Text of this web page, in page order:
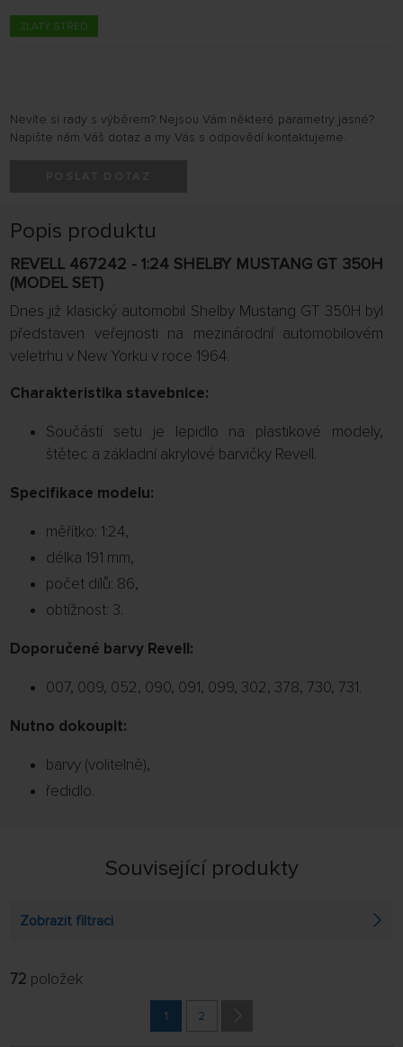
ZLATÝ STŘED
Nevíte si rady s výběrem? Nejsou Vám některé parametry jasné?
Napište nám Váš dotaz a my Vás s odpovědí kontaktujeme.
Popis produktu
REVELL 467242 - 1:24 SHELBY MUSTANG GT 350H
(MODEL SET)
Dnes již klasický automobil Shelby Mustang GT 350H byl
představen veřejnosti na mezinárodní automobilovém
veletrhu v New Yorku v roce 1964.
Charakteristika stavebnice:
Součástí setu je lepidlo na plastikové modely,
štětec a základní akrylové barvičky Revell.
Specifikace modelu:
měřítko: 1:24,
délka 191 mm,
počet dílů: 86,
obtížnost: 3.
Doporučené barvy Revell:
007, 009, 052, 090, 091, 099, 302, 378, 730, 731.
Nutno dokoupit:
barvy (volitelně),
ředidlo.
Související produkty
Zobrazit filtraci
FILTROVAT:
72 položek
1 2